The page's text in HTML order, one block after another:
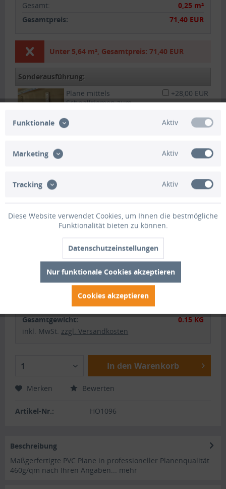
Gesamt:
0,25 m²
Gesamtpreis:
71,40 EUR
Unter 5,64 m² Gesamtpreis: 71,40 EUR
Sonderausführung:
Plane mittels
Schnallriemen zum
+28,00 EUR
Tür mit 2x Reißverschluss: +82,00 EUR
+130,00
EUR
Versandoption:
gefaltet versenden
Zwischensumme:
Gesamtsumme:
Gesamtgewicht:
0.15 KG
inkl. MwSt. zzgl. Versandkosten
1 In den Warenkorb
Merken Bewerten
Artikel-Nr.: HO1096
Beschreibung
Maßgerfertigte PVC Plane in professioneller Planenqualität
460g/qm nach Ihren Angaben...
mehr
Funktionale Aktiv
Marketing Aktiv
Tracking Aktiv
Diese Website verwendet Cookies, um Ihnen die bestmögliche
Funktionalität bieten zu können.
Datenschutzeinstellungen
Nur funktionale Cookies akzeptieren
Cookies akzeptieren